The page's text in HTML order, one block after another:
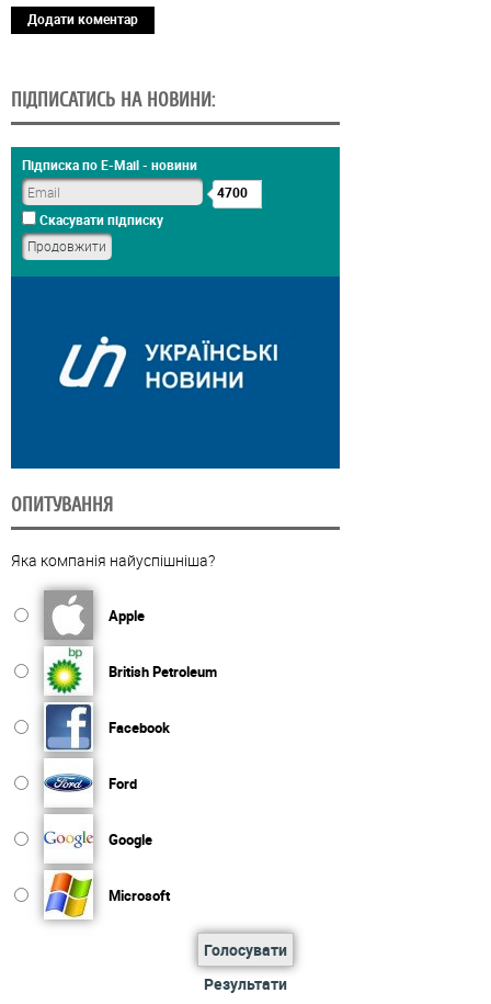
Додати коментар
ПІДПИСАТИСЬ НА НОВИНИ:
Підписка по E-Mail - новини
4700
Скасувати підписку
ОПИТУВАННЯ
Яка компанія найуспішніша?
Apple
British Petroleum
Facebook
Ford
Google
Microsoft
Голосувати
Результати